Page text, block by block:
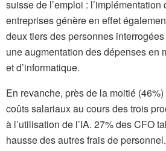
suisse de l’emploi : l’implémentation
entreprises génère en effet
deux tiers des personnes interrogées
une augmentation des dépenses en
et d’informatique.
En revanche, près de la moitié
coûts salariaux au cours des trois
à l’utilisation de l’IA. 27% des CFO
hausse des autres frais de